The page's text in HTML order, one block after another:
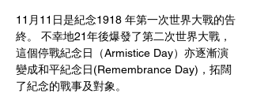
11月11日是紀念1918 年第一次世界大戰的告
終。 不幸地21年後爆發了第二次世界大戰，
這個停戰紀念日（Armistice Day）亦逐漸演
變成和平紀念日(Remembrance Day)，拓闊
了紀念的戰事及對象。